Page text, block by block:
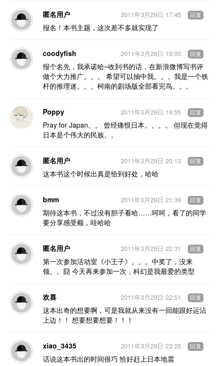
匿名用户
报名！本书主题，这次差不多就实现了
2011年3月29日 17:45 回复
coodyfish
报个名先，我承诺哈~收到书的话，在新浪微博写书评
做个大力推广。。。 希望可以抽中我。。。我是一个铁
杆的推理迷。。。柯南的剧场版全部看完鸟。。。
2011年3月29日 19:00 回复
Poppy
Pray for Japan。。 曾经痛恨日本。。。。 但现在觉得
日本是个伟大的民族。。
2011年3月29日 19:55 回复
匿名用户
这本书这个时候出真是恰到好处，哈哈
2011年3月29日 20:13 回复
bmm
期待这本书，不过没有胆子看哈……呵呵，看了的同学
要分享感受额，哇哈哈
2011年3月29日 21:39 回复
匿名用户
第一次参加活动室《小王子》。。。中奖了，没来
领。。囧 今天再来参加一次，科幻是我最爱的类型
2011年3月29日 22:31 回复
欢喜
这本出奇的想要啊，可是我就从来没有一回能跟好运沾
上边！！ 想要想要想要！！！
2011年3月29日 22:51 回复
xiao_3435
话说这本书出的时间很巧 恰好赶上日本地震
2011年3月29日 23:25 回复